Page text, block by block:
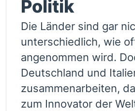
Politik
Die Länder sind gar
unterschiedlich, wie
angenommen wird.
Deutschland und
zusammenarbeiten,
zum Innovator der